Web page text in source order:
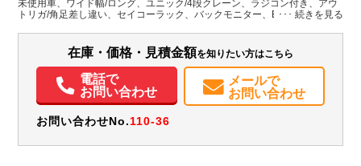
H:370
H:2,760
装備情報
電動格納ミラー
ETC 取扱説明書（一部含む）
未使用車、ワイド幅/ロング、ユニック/4段クレーン、ラジコン付き、アウ
トリガ/角足差し違い、セイコーラック、バックモニター、ETC2.0
在庫・価格・見積金額を知りたい方はこちら
電話で
お問い合わせ
メールで
お問い合わせ
お問い合わせNo.110-36